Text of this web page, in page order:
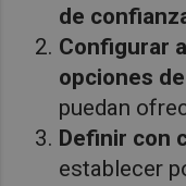
de
Configurar
opciones
puedan
Definir con
establecer